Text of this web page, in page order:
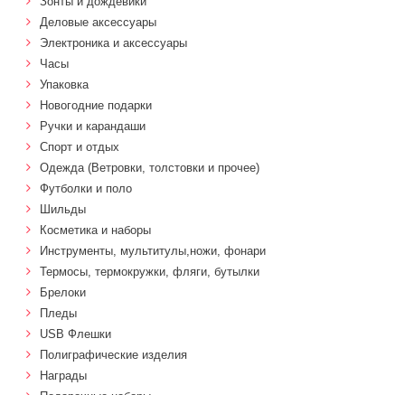
Деловые аксессуары
Электроника и аксессуары
Часы
Упаковка
Новогодние подарки
Ручки и карандаши
Спорт и отдых
Одежда (Ветровки, толстовки и прочее)
Футболки и поло
Шильды
Косметика и наборы
Инструменты, мультитулы,ножи, фонари
Термосы, термокружки, фляги, бутылки
Брелоки
Пледы
USB Флешки
Полиграфические изделия
Награды